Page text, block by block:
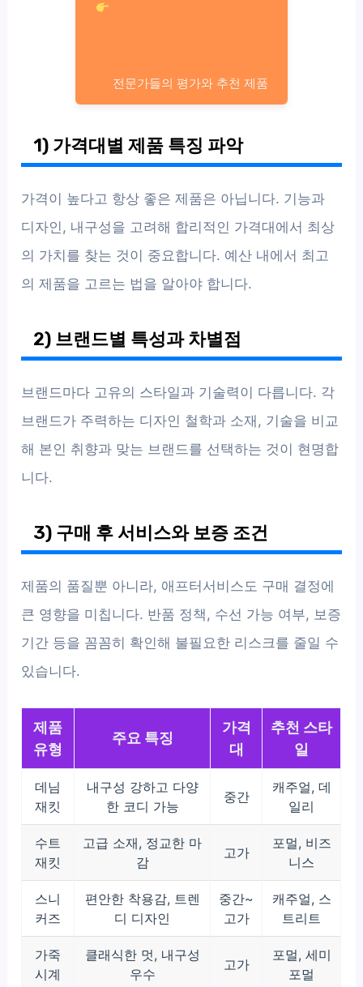
전문가들의 평가와 추천 제품
1) 가격대별 제품 특징 파악
가격이 높다고 항상 좋은 제품은 아닙니다. 기능과
디자인, 내구성을 고려해 합리적인 가격대에서 최상
의 가치를 찾는 것이 중요합니다. 예산 내에서 최고
의 제품을 고르는 법을 알아야 합니다.
2) 브랜드별 특성과 차별점
브랜드마다 고유의 스타일과 기술력이 다릅니다. 각
브랜드가 주력하는 디자인 철학과 소재, 기술을 비교
해 본인 취향과 맞는 브랜드를 선택하는 것이 현명합
니다.
3) 구매 후 서비스와 보증 조건
제품의 품질뿐 아니라, 애프터서비스도 구매 결정에
큰 영향을 미칩니다. 반품 정책, 수선 가능 여부, 보증
기간 등을 꼼꼼히 확인해 불필요한 리스크를 줄일 수
있습니다.
제품
유형
주요 특징
가격
대
추천 스타
일
데님
재킷
내구성 강하고 다양
한 코디 가능
중간
캐주얼, 데
일리
수트
재킷
고급 소재, 정교한 마
감
고가
포멀, 비즈
니스
스니
커즈
편안한 착용감, 트렌
디 디자인
중간~
고가
캐주얼, 스
트리트
가죽
시계
클래식한 멋, 내구성
우수
고가
포멀, 세미
포멀